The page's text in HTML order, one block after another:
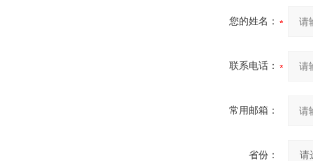
您的姓名：
联系电话：
常用邮箱：
省份：